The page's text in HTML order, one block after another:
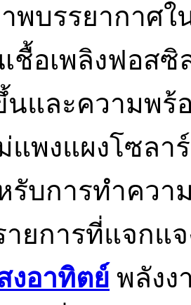
พบรรยากาศใ
ชื้อเพลิงฟอส
นและความพร้
แพงแผงโซลา
รับการทำคว
ายการที่แจกแ
งอาทิตย์ พลังง